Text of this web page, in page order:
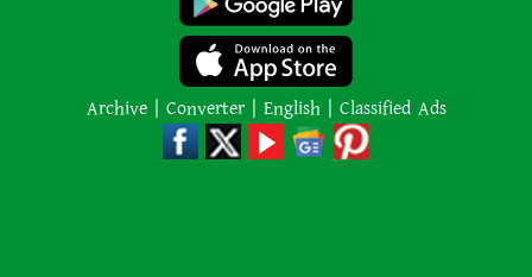
শাপলা চত্বর হত্যাযজ্ঞ: স্বৈরাচার হাসিনা-
আজিজ-বেনজীরসহ পলাতকদের বিরুদ্ধে
গ্রেপ্তারি পরোয়ানা
লোডশেডিংয়ের কারণে জনসংখ্যা
বেড়েছে: ভারতের নতুন শিক্ষামন্ত্রী
Archive | Converter | English | Classified Ads